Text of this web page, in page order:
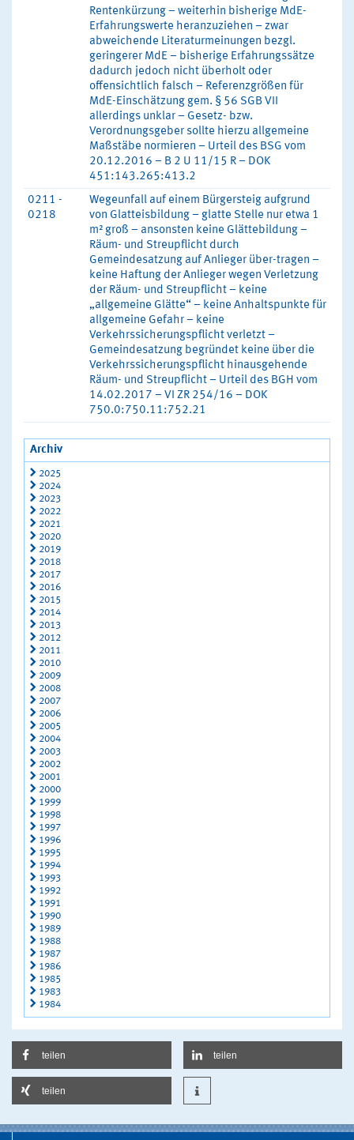
Rentenkürzung – weiterhin bisherige MdE-
Erfahrungswerte heranzuziehen – zwar
abweichende Literaturmeinungen bezgl.
geringerer MdE – bisherige Erfahrungssätze
dadurch jedoch nicht überholt oder
offensichtlich falsch – Referenzgrößen für
MdE-Einschätzung gem. § 56 SGB VII
allerdings unklar – Gesetz- bzw.
Verordnungsgeber sollte hierzu allgemeine
Maßstäbe normieren – Urteil des BSG vom
20.12.2016 – B 2 U 11/15 R – DOK
451:143.265:413.2
0211 -
0218
Wegeunfall auf einem Bürgersteig aufgrund
von Glatteisbildung – glatte Stelle nur etwa 1
m² groß – ansonsten keine Glättebildung –
Räum- und Streupflicht durch
Gemeindesatzung auf Anlieger über-tragen –
keine Haftung der Anlieger wegen Verletzung
der Räum- und Streupflicht – keine
„allgemeine Glätte“ – keine Anhaltspunkte für
allgemeine Gefahr – keine
Verkehrssicherungspflicht verletzt –
Gemeindesatzung begründet keine über die
Verkehrssicherungspflicht hinausgehende
Räum- und Streupflicht – Urteil des BGH vom
14.02.2017 – VI ZR 254/16 – DOK
750.0:750.11:752.21
Archiv
2025
2024
2023
2022
2021
2020
2019
2018
2017
2016
2015
2014
2013
2012
2011
2010
2009
2008
2007
2006
2005
2004
2003
2002
2001
2000
1999
1998
1997
1996
1995
1994
1993
1992
1991
1990
1989
1988
1987
1986
1985
1983
1984
teilen teilen
teilen